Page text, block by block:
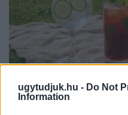
ugytudjuk.hu - Do Not
Information
PIKNIK ITALOK: ÍZEK ÉS